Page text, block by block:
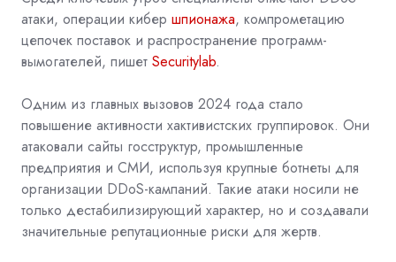
атаки, операции кибер шпионажа, компрометацию
цепочек поставок и распространение программ-
вымогателей, пишет Securitylab.
Одним из главных вызовов 2024 года стало
повышение активности хактивистских группировок. Они
атаковали сайты госструктур, промышленные
предприятия и СМИ, используя крупные ботнеты для
организации DDoS-кампаний. Такие атаки носили не
только дестабилизирующий характер, но и создавали
значительные репутационные риски для жертв.